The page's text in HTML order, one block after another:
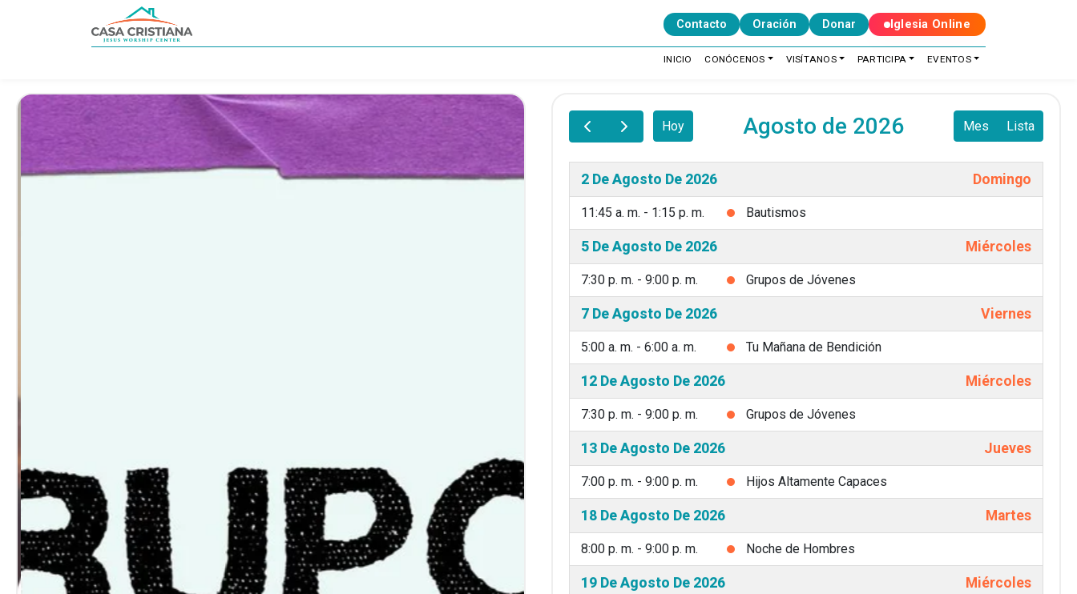
Contacto Oración Donar Iglesia Online
INICIO CONÓCENOS VISÍTANOS PARTICIPA EVENTOS
Hoy Agosto de 2026 Mes Lista
2 De Agosto De 2026 Domingo
11:45 a. m. - 1:15 p. m. Bautismos
5 De Agosto De 2026 Miércoles
7:30 p. m. - 9:00 p. m. Grupos de Jóvenes
7 De Agosto De 2026 Viernes
5:00 a. m. - 6:00 a. m. Tu Mañana de Bendición
12 De Agosto De 2026 Miércoles
7:30 p. m. - 9:00 p. m. Grupos de Jóvenes
13 De Agosto De 2026 Jueves
7:00 p. m. - 9:00 p. m. Hijos Altamente Capaces
18 De Agosto De 2026 Martes
8:00 p. m. - 9:00 p. m. Noche de Hombres
19 De Agosto De 2026 Miércoles